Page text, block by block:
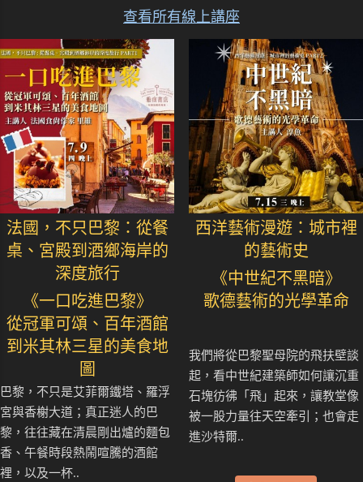
查看所有線上講座
法國，不只巴黎：從餐
桌、宮殿到酒鄉海岸的
深度旅行
《一口吃進巴黎》
從冠軍可頌、百年酒館
到米其林三星的美食地
圖
巴黎，不只是艾菲爾鐵塔、羅浮
宮與香榭大道；真正迷人的巴
黎，往往藏在清晨剛出爐的麵包
香、午餐時段熱鬧喧騰的酒館
裡，以及一杯..
西洋藝術漫遊：城市裡
的藝術史
《中世紀不黑暗》
歌德藝術的光學革命
我們將從巴黎聖母院的飛扶壁談
起，看中世紀建築師如何讓沉重
石塊彷彿「飛」起來，讓教堂像
被一股力量往天空牽引；也會走
進沙特爾..